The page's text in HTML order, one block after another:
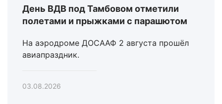
День ВДВ под Тамбовом отметили
полетами и прыжками с парашютом
На аэродроме ДОСААФ 2 августа прошёл
авиапраздник.
03.08.2026